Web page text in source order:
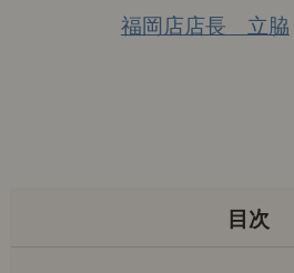
福岡店店長 立脇